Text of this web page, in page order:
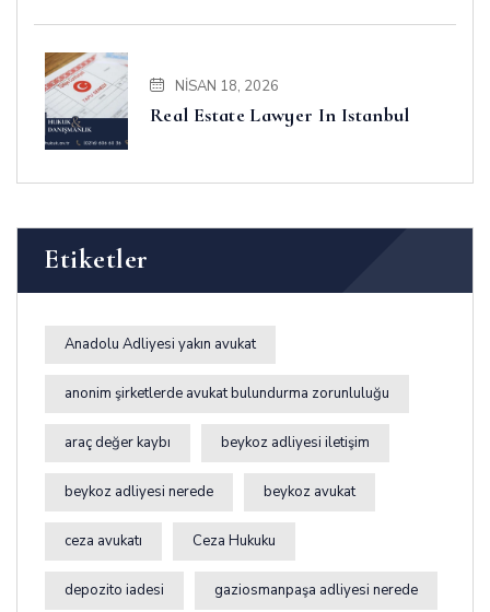
NISAN 18, 2026
Real Estate Lawyer In Istanbul
Etiketler
Anadolu Adliyesi yakın avukat
anonim şirketlerde avukat bulundurma zorunluluğu
araç değer kaybı beykoz adliyesi iletişim
beykoz adliyesi nerede beykoz avukat
ceza avukatı Ceza Hukuku
depozito iadesi gaziosmanpaşa adliyesi nerede